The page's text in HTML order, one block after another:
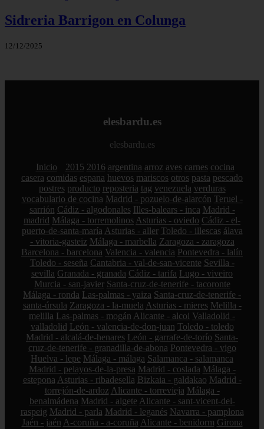
Sidreria Barrigon en Colunga
12/12/2025
elesbardu.es
elesbardu.es
Inicio 2015 2016 argentina arroz aves carnes cocina
casera comidas espana huevos mariscos otros pasta pescado
postres producto reposteria tag venezuela verduras
vocabulario de cocina Madrid - pozuelo-de-alarcón Teruel -
sarrión Cádiz - algodonales Illes-balears - inca Madrid -
madrid Málaga - torremolinos Asturias - oviedo Cádiz - el-
puerto-de-santa-maría Asturias - aller Toledo - illescas álava
- vitoria-gasteiz Málaga - marbella Zaragoza - zaragoza
Barcelona - barcelona Valencia - valencia Pontevedra - lalín
Toledo - seseña Cantabria - val-de-san-vicente Sevilla -
sevilla Granada - granada Cádiz - tarifa Lugo - viveiro
Murcia - san-javier Santa-cruz-de-tenerife - tacoronte
Málaga - ronda Las-palmas - yaiza Santa-cruz-de-tenerife -
santa-úrsula Zaragoza - la-muela Asturias - mieres Melilla -
melilla Las-palmas - mogán Alicante - alcoi Valladolid -
valladolid León - valencia-de-don-juan Toledo - toledo
Madrid - alcalá-de-henares León - garrafe-de-torío Santa-
cruz-de-tenerife - granadilla-de-abona Pontevedra - vigo
Huelva - lepe Málaga - málaga Salamanca - salamanca
Madrid - pelayos-de-la-presa Madrid - coslada Málaga -
estepona Asturias - ribadesella Bizkaia - galdakao Madrid -
torrejón-de-ardoz Alicante - torrevieja Málaga -
benalmádena Madrid - algete Alicante - sant-vicent-del-
raspeig Madrid - parla Madrid - leganés Navarra - pamplona
Jaén - jaén A-coruña - a-coruña Alicante - benidorm Girona